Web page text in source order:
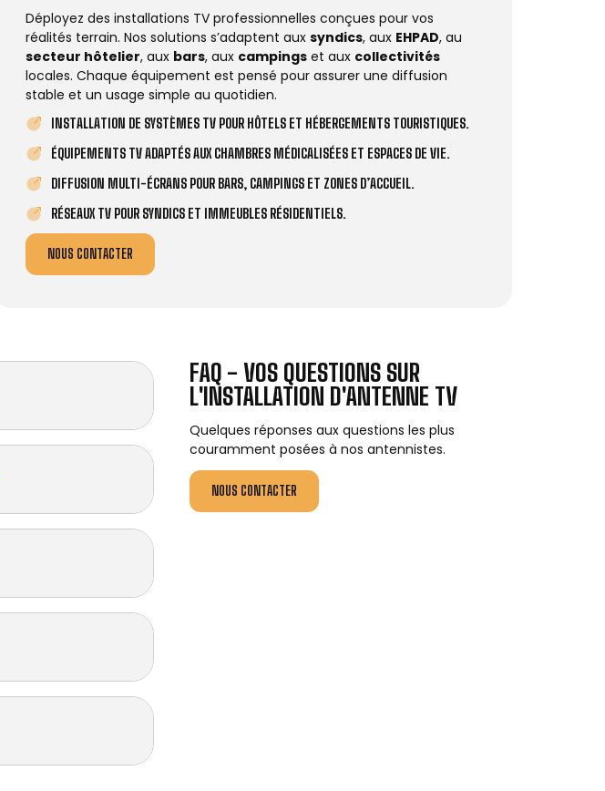
Déployez des installations TV professionnelles conçues pour vos
réalités terrain. Nos solutions s’adaptent aux syndics, aux EHPAD, au
secteur hôtelier, aux bars, aux campings et aux collectivités
locales. Chaque équipement est pensé pour assurer une diffusion
stable et un usage simple au quotidien.
INSTALLATION DE SYSTÈMES TV POUR HÔTELS ET HÉBERGEMENTS TOURISTIQUES.
ÉQUIPEMENTS TV ADAPTÉS AUX CHAMBRES MÉDICALISÉES ET ESPACES DE VIE.
DIFFUSION MULTI-ÉCRANS POUR BARS, CAMPINGS ET ZONES D’ACCUEIL.
RÉSEAUX TV POUR SYNDICS ET IMMEUBLES RÉSIDENTIELS.
NOUS CONTACTER
FAQ - VOS QUESTIONS SUR
L'INSTALLATION D'ANTENNE TV
Quelques réponses aux questions les plus
couramment posées à nos antennistes.
NOUS CONTACTER